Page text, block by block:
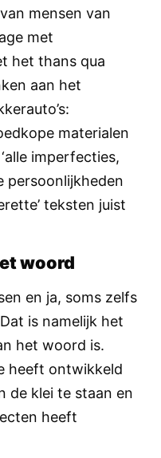
mensen van
met
het thans qua
aan het
materialen
imperfecties,
persoonlijkheden
teksten juist
woord
en ja, soms zelfs
is namelijk het
het woord is.
heeft ontwikkeld
de klei te staan en
heeft